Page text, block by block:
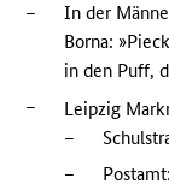
–
In der
Borna:
in den Puff,
–
Leipzig
–
–